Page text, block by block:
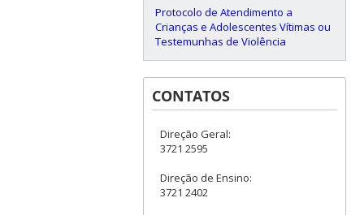
Protocolo de Atendimento a
Crianças e Adolescentes Vítimas ou
Testemunhas de Violência
CONTATOS
Direção Geral:
3721 2595
Direção de Ensino:
3721 2402